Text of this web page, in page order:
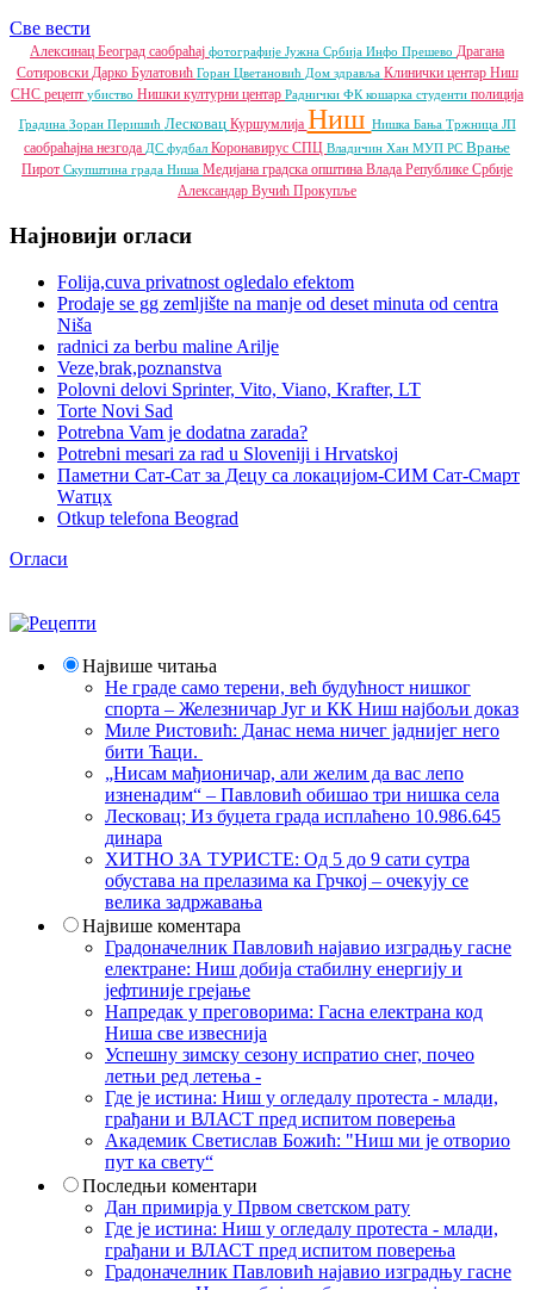
Све вести
Алексинац Београд саобраћај фотографије Јужна Србија Инфо Прешево Драгана
Сотировски Дарко Булатовић Горан Цветановић Дом здравља Клинички центар Ниш
СНС рецепт убиство Нишки културни центар Раднички ФК кошарка студенти полиција
Градина Зоран Перишић Лесковац Куршумлија Ниш Нишка Бања Тржница ЈП
саобраћајна незгода ДС фудбал Коронавирус СПЦ Владичин Хан МУП РС Врање
Пирот Скупштина града Ниша Медијана градска општина Влада Републике Србије
Александар Вучић Прокупље
Најновији огласи
Folija,cuva privatnost ogledalo efektom
Prodaje se gg zemljište na manje od deset minuta od centra
Niša
radnici za berbu maline Arilje
Veze,brak,poznanstva
Polovni delovi Sprinter, Vito, Viano, Krafter, LT
Torte Novi Sad
Potrebna Vam je dodatna zarada?
Potrebni mesari za rad u Sloveniji i Hrvatskoj
Паметни Сат-Сат за Децу са локацијом-СИМ Сат-Смарт
Wатцх
Otkup telefona Beograd
Огласи
Највише читања
Не граде само терени, већ будућност нишког
спорта – Железничар Југ и КК Ниш најбољи доказ
Миле Ристовић: Данас нема ничег јаднијег него
бити Ћаци.
„Нисам мађионичар, али желим да вас лепо
изненадим“ – Павловић обишао три нишка села
Лесковац; Из буџета града исплаћено 10.986.645
динара
ХИТНО ЗА ТУРИСТЕ: Од 5 до 9 сати сутра
обустава на прелазима ка Грчкој – очекују се
велика задржавања
Највише коментара
Градоначелник Павловић најавио изградњу гасне
електране: Ниш добија стабилну енергију и
јефтиније грејање
Напредак у преговорима: Гасна електрана код
Ниша све извеснија
Успешну зимску сезону испратио снег, почео
летњи ред летења -
Где је истина: Ниш у огледалу протеста - млади,
грађани и ВЛАСТ пред испитом поверења
Академик Светислав Божић: "Ниш ми је отворио
пут ка свету“
Последњи коментари
Дан примирја у Првом светском рату
Где је истина: Ниш у огледалу протеста - млади,
грађани и ВЛАСТ пред испитом поверења
Градоначелник Павловић најавио изградњу гасне